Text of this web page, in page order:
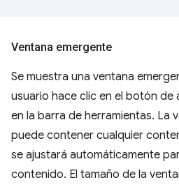
Ventana emergente
Se muestra una ventana
usuario hace clic en el botón de
en la barra de herramientas. La
puede contener cualquier
se ajustará automáticamente
contenido. El tamaño de la